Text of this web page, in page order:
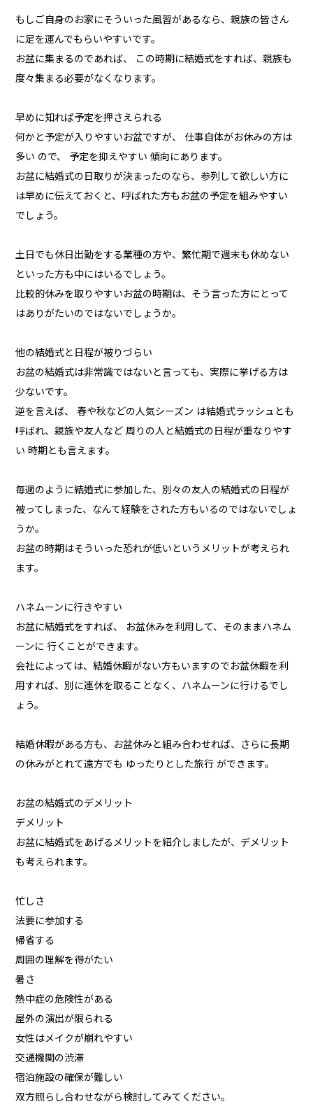
もしご自身のお家にそういった風習があるなら、親族の皆さん
に足を運んでもらいやすいです。
お盆に集まるのであれば、 この時期に結婚式をすれば、親族も
度々集まる必要がなくなります。
早めに知れば予定を押さえられる
何かと予定が入りやすいお盆ですが、 仕事自体がお休みの方は
多い ので、 予定を抑えやすい 傾向にあります。
お盆に結婚式の日取りが決まったのなら、参列して欲しい方に
は早めに伝えておくと、呼ばれた方もお盆の予定を組みやすい
でしょう。
土日でも休日出勤をする業種の方や、繁忙期で週末も休めない
といった方も中にはいるでしょう。
比較的休みを取りやすいお盆の時期は、そう言った方にとって
はありがたいのではないでしょうか。
他の結婚式と日程が被りづらい
お盆の結婚式は非常識ではないと言っても、実際に挙げる方は
少ないです。
逆を言えば、 春や秋などの人気シーズン は結婚式ラッシュとも
呼ばれ、親族や友人など 周りの人と結婚式の日程が重なりやす
い 時期とも言えます。
毎週のように結婚式に参加した、別々の友人の結婚式の日程が
被ってしまった、なんて経験をされた方もいるのではないでしょ
うか。
お盆の時期はそういった恐れが低いというメリットが考えられ
ます。
ハネムーンに行きやすい
お盆に結婚式をすれば、 お盆休みを利用して、そのままハネム
ーンに 行くことができます。
会社によっては、結婚休暇がない方もいますのでお盆休暇を利
用すれば、別に連休を取ることなく、ハネムーンに行けるでし
ょう。
結婚休暇がある方も、お盆休みと組み合わせれば、さらに長期
の休みがとれて遠方でも ゆったりとした旅行 ができます。
お盆の結婚式のデメリット
デメリット
お盆に結婚式をあげるメリットを紹介しましたが、デメリット
も考えられます。
忙しさ
法要に参加する
帰省する
周囲の理解を得がたい
暑さ
熱中症の危険性がある
屋外の演出が限られる
女性はメイクが崩れやすい
交通機関の渋滞
宿泊施設の確保が難しい
双方照らし合わせながら検討してみてください。